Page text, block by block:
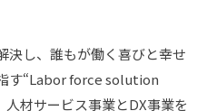
し、誰もが働く喜びと幸せ
す“Labor force solution
材サービス事業とDX事業を